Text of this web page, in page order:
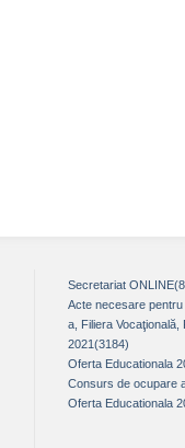
Secretariat
Acte necesare
a, Filiera
2021(3184)
Oferta Educationala
Consurs de ocupare
Oferta Educationala